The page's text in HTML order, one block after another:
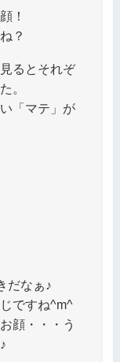
！
？
るとそれぞ
。
「マテ」が
だなぁ♪
ですね^m^
顔・・・う